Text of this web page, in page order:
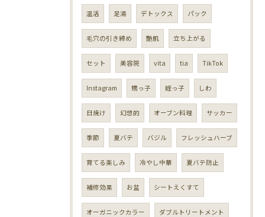
温活 足湯 デトックス パック
毛穴の引き締め 艶肌 立ち上がる
セット 美容院 vita tia TikTok
Instagram 甥っ子 姪っ子 しわ
日焼け 幻想的 オーブン料理 サッカー
季節 夏バテ バジル フレッシュハーブ
育てる楽しみ 冷やし中華 夏バテ防止
補修効果 お盆 シートえくすて
オーガニックカラー ダブルトリートメント